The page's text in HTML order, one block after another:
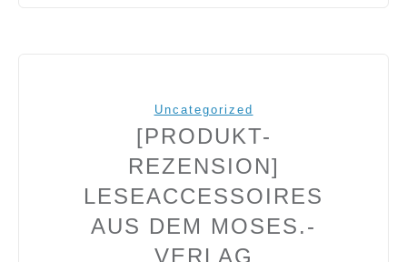
Uncategorized
[PRODUKT-
REZENSION]
LESEACCESSOIRES
AUS DEM MOSES.-
VERLAG